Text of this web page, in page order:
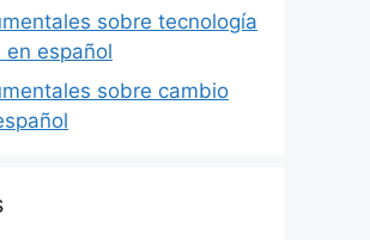
sobre tecnología
español
sobre cambio